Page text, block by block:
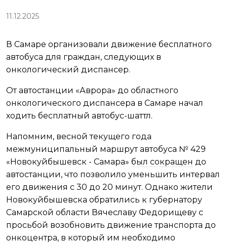
11.12.2025
В Самаре организовали движение бесплатного
автобуса для граждан, следующих в
онкологический диспансер.
От автостанции «Аврора» до областного
онкологического диспансера в Самаре начал
ходить бесплатный автобус-шаттл.
Напомним, весной текущего года
межмуниципальный маршрут автобуса № 429
«Новокуйбышевск - Самара» был сокращен до
автостанции, что позволило уменьшить интервал
его движения с 30 до 20 минут. Однако жители
Новокуйбышевска обратились к губернатору
Самарской области Вячеславу Федорищеву с
просьбой возобновить движение транспорта до
онкоцентра, в который им необходимо